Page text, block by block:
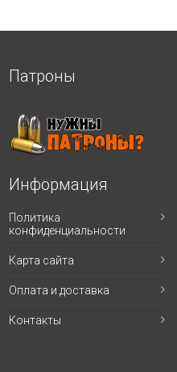
Патроны
Информация
Политика
конфиденциальности
Карта сайта
Оплата и доставка
Контакты